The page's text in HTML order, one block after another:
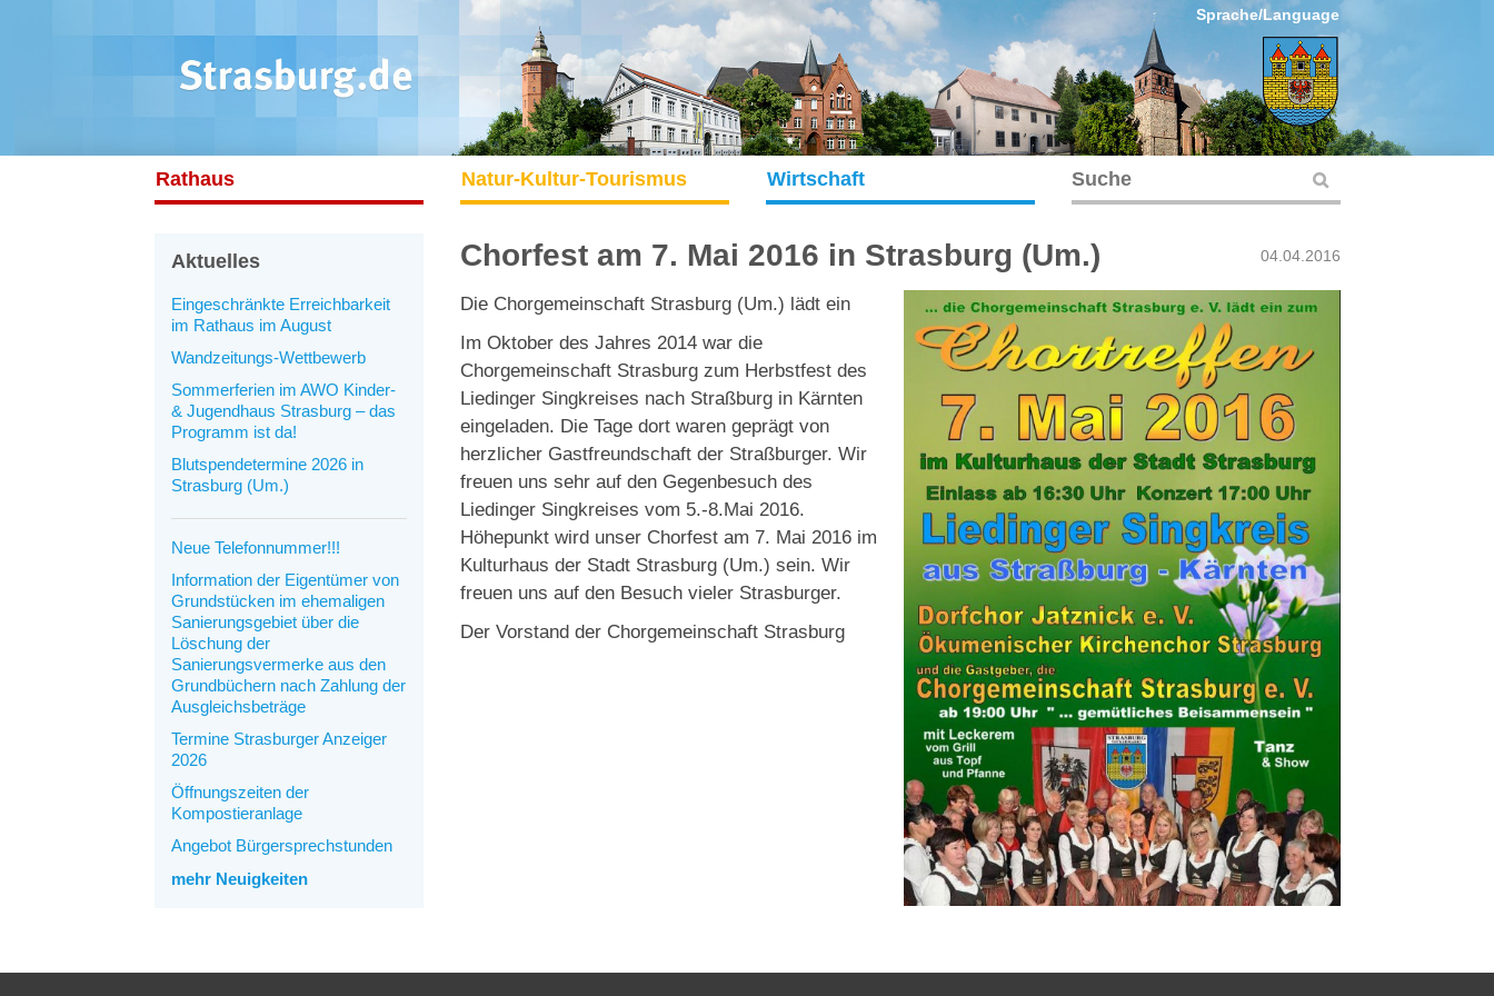
Sprache/Language
Rathaus Natur-Kultur-Tourismus Wirtschaft
Aktuelles
Eingeschränkte Erreichbarkeit
im Rathaus im August
Wandzeitungs-Wettbewerb
Sommerferien im AWO Kinder-
& Jugendhaus Strasburg – das
Programm ist da!
Blutspendetermine 2026 in
Strasburg (Um.)
Neue Telefonnummer!!!
Information der Eigentümer von
Grundstücken im ehemaligen
Sanierungsgebiet über die
Löschung der
Sanierungsvermerke aus den
Grundbüchern nach Zahlung der
Ausgleichsbeträge
Termine Strasburger Anzeiger
2026
Öffnungszeiten der
Kompostieranlage
Angebot Bürgersprechstunden
mehr Neuigkeiten
04.04.2016
Chorfest am 7. Mai 2016 in Strasburg (Um.)
Die Chorgemeinschaft Strasburg (Um.) lädt ein
Im Oktober des Jahres 2014 war die
Chorgemeinschaft Strasburg zum Herbstfest des
Liedinger Singkreises nach Straßburg in Kärnten
eingeladen. Die Tage dort waren geprägt von
herzlicher Gastfreundschaft der Straßburger. Wir
freuen uns sehr auf den Gegenbesuch des
Liedinger Singkreises vom 5.-8.Mai 2016.
Höhepunkt wird unser Chorfest am 7. Mai 2016 im
Kulturhaus der Stadt Strasburg (Um.) sein. Wir
freuen uns auf den Besuch vieler Strasburger.
Der Vorstand der Chorgemeinschaft Strasburg